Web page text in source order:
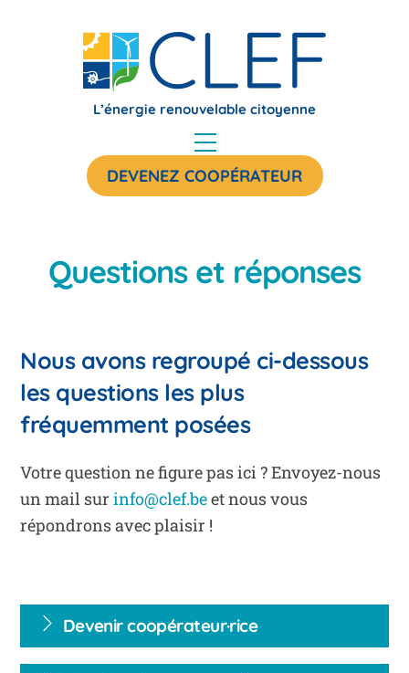
L’énergie renouvelable citoyenne
Menu
DEVENEZ COOPÉRATEUR
Questions et réponses
Nous avons regroupé ci-dessous
les questions les plus
fréquemment posées
Votre question ne figure pas ici ? Envoyez-nous
un mail surinfo@clef.beet nous vous
répondrons avec plaisir !
Devenir coopérateur·rice